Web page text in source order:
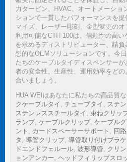
力タービン、HVAC、オートメーショ
ションで一貫したパフォーマンスを
マイズ、レーザー彫刻、金型変更の
利用可能なCTH-100は、信頼性の高
を求めるディストリビューター、請
想的なOEMソリューションです。今
たちのケーブルタイディスペンサー
者の安全性、生産性、運用効率をど
合いましょう。
HUA WEIはあなたに私たちの高品質な
クケーブルタイ
チューブタイ ステ
ステンレススチールタイ
束ねクリッ
ランプ, ケーブルクリップ, ケーブル
ント
カードスペーサーサポート 回
タ
導管クリップ, 導管取り付けブラケ
ドエンドフェルール 波形導管 クリ
ョンアンカー ヘッドフィリップスロ